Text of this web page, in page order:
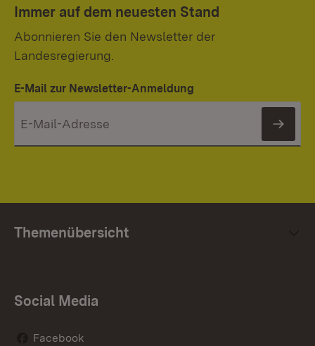
Immer auf dem neuesten Stand
Abonnieren Sie den Newsletter der
Landesregierung.
E-Mail zur Newsletter-Anmeldung
Themenübersicht
Social Media
Facebook